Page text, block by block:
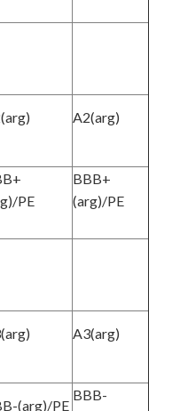
A2(arg)
PE
BBB+
(arg)/PE
A3(arg)
(arg)/PE
BBB-